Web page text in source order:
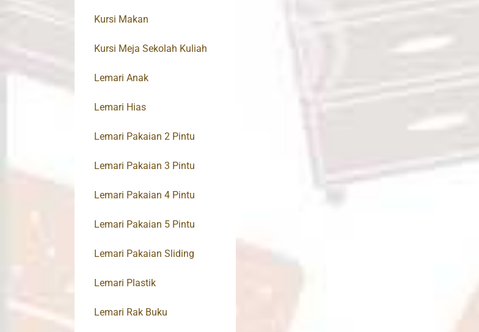
Kursi Makan
Kursi Meja Sekolah Kuliah
Lemari Anak
Lemari Hias
Lemari Pakaian 2 Pintu
Lemari Pakaian 3 Pintu
Lemari Pakaian 4 Pintu
Lemari Pakaian 5 Pintu
Lemari Pakaian Sliding
Lemari Plastik
Lemari Rak Buku